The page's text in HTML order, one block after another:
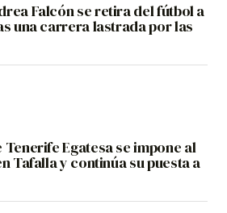
Falcón se retira del fútbol a
una carrera lastrada por las
Tenerife Egatesa se impone al
Tafalla y continúa su puesta a